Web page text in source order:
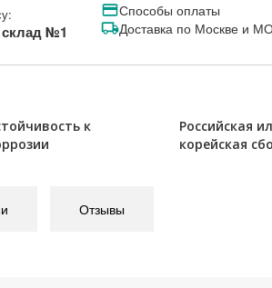
склад №1
Способы оплаты
Доставка по Москве и
к
Российская
корейская
Отзывы